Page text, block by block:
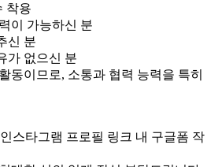
착용
이 가능하신 분
신 분
가 없으신 분
동이므로, 소통과 협력 능력을 특히
인스타그램 프로필 링크 내 구글폼 작